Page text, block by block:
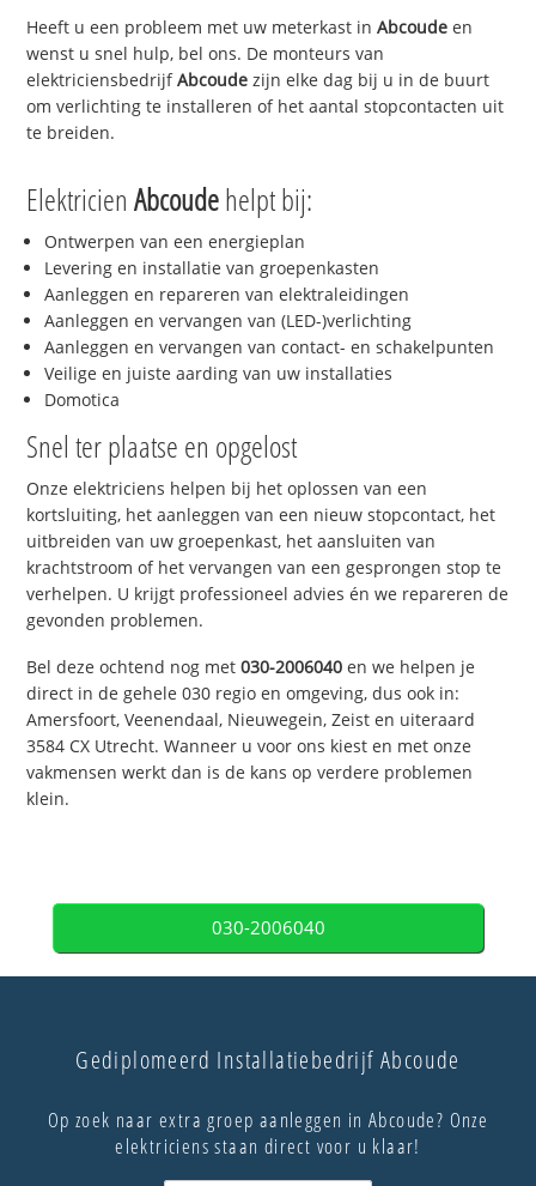
Heeft u een probleem met uw meterkast inAbcoude en
wenst u snel hulp, bel ons. De monteurs van
elektriciensbedrijfAbcoude zijn elke dag bij u in de buurt
om verlichting te installeren of het aantal stopcontacten uit
te breiden.
ElektricienAbcoudehelpt bij:
Ontwerpen van een energieplan
Levering en installatie van groepenkasten
Aanleggen en repareren van elektraleidingen
Aanleggen en vervangen van (LED-)verlichting
Aanleggen en vervangen van contact- en schakelpunten
Veilige en juiste aarding van uw installaties
Domotica
Snel ter plaatse en opgelost
Onze elektriciens helpen bij het oplossen van een
kortsluiting, het aanleggen van een nieuw stopcontact, het
uitbreiden van uw groepenkast, het aansluiten van
krachtstroom of het vervangen van een gesprongen stop te
verhelpen. U krijgt professioneel advies én we repareren de
gevonden problemen.
Bel deze ochtend nog met030-2006040 en we helpen je
direct in de gehele 030 regio en omgeving, dus ook in:
Amersfoort, Veenendaal, Nieuwegein, Zeist en uiteraard
3584 CX Utrecht. Wanneer u voor ons kiest en met onze
vakmensen werkt dan is de kans op verdere problemen
klein.
030-2006040
Gediplomeerd Installatiebedrijf Abcoude
Op zoek naar extra groep aanleggen in Abcoude? Onze
elektriciens staan direct voor u klaar!